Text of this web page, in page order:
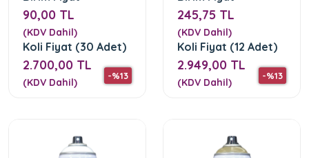
-%13
90,00 TL
(KDV Dahil)
Koli Fiyat (30 Adet)
2.700,00 TL
(KDV Dahil)
-%13
245,75 TL
(KDV Dahil)
Koli Fiyat (12 Adet)
2.949,00 TL
(KDV Dahil)